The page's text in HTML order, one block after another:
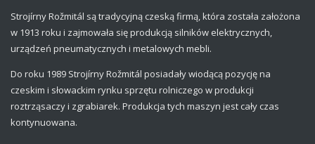
Strojírny Rožmitál są tradycyjną czeską firmą, która została założona
w 1913 roku i zajmowała się produkcją silników elektrycznych,
urządzeń pneumatycznych i metalowych mebli.
Do roku 1989 Strojírny Rožmitál posiadały wiodącą pozycję na
czeskim i słowackim rynku sprzętu rolniczego w produkcji
roztrząsaczy i zgrabiarek. Produkcja tych maszyn jest cały czas
kontynuowana.